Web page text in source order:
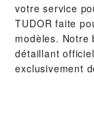
votre service
TUDOR faite
modèles. Notre
détaillant
exclusivement